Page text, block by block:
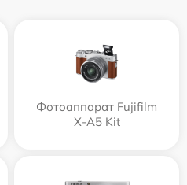
Фотоаппарат Fujifilm
X-A5 Kit